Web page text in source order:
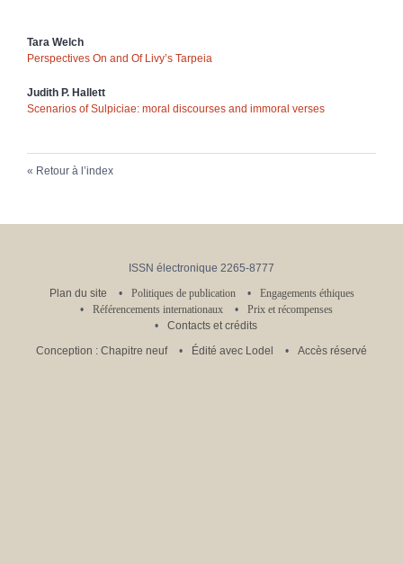
Tara Welch
Perspectives On and Of Livy’s Tarpeia
Judith P. Hallett
Scenarios of Sulpiciae: moral discourses and immoral verses
Retour à l’index
ISSN électronique 2265-8777
Plan du site
Politiques de publication
Engagements éthiques
Référencements internationaux
Prix et récompenses
Contacts et crédits
Conception : Chapitre neuf
Édité avec Lodel Accès réservé